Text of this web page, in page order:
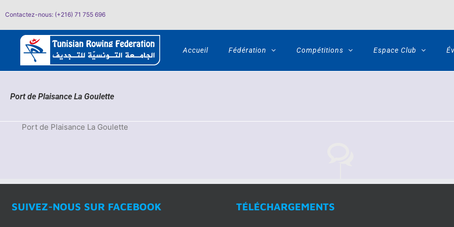
auContactez-nous: (+216) 71 755 696
Accueil Fédération Compétitions Espace Club
Port de Plaisance La Goulette
Port de Plaisance La Goulette
SUIVEZ-NOUS SUR FACEBOOK TÉLÉCHARGEMENTS